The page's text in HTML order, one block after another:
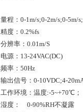
量程：0-1m/s;0-2m/s;0-5m/
精度：0.2%fs
分辨率：0.01m/S
电源：13-24VAC(DC)
频率：50Hz
输出信号：0-10VDC;4-
工作环境：温度:-5~+70℃；
湿度： 0-90%RH不凝露